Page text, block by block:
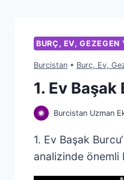
BURÇ, EV, GEZEGEN
Burcistan • Burç, Ev,
1. Ev Başak
Burcistan Uzman
1. Ev Başak
analizinde